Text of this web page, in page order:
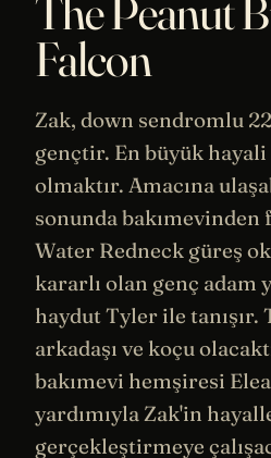
The Peanut
Falcon
Zak, down sendromlu
gençtir. En büyük
olmaktır. Amacına
sonunda bakımevinden
Water Redneck güreş
kararlı olan genç adam
haydut Tyler ile tanışır.
arkadaşı ve koçu
bakımevi hemşiresi
yardımıyla Zak'in
gerçekleştirmeye